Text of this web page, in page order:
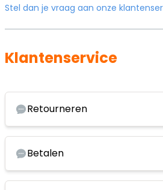
Stel dan je vraag aan onze
Klantenservice
Retourneren
Betalen